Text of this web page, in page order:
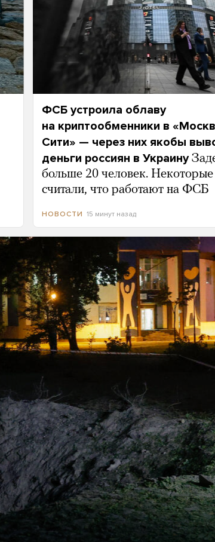
ФСБ устроила облаву
на криптообменники в
Сити» — через них якобы
деньги россиян в Украину
больше 20 человек. Некоторые
считали, что работают на ФСБ
НОВОСТИ 15 минут назад